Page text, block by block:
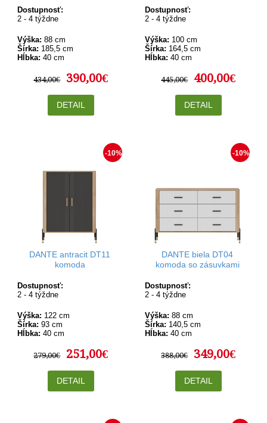
Dostupnosť:
2 - 4 týždne
Výška: 88 cm
Šírka: 185,5 cm
Hĺbka: 40 cm
434,00€ 390,00€
DETAIL
Dostupnosť:
2 - 4 týždne
Výška: 100 cm
Šírka: 164,5 cm
Hĺbka: 40 cm
445,00€ 400,00€
DETAIL
-10%
DANTE antracit DT11
komoda
Dostupnosť:
2 - 4 týždne
Výška: 122 cm
Šírka: 93 cm
Hĺbka: 40 cm
279,00€ 251,00€
DETAIL
-10%
DANTE biela DT04
komoda so zásuvkami
Dostupnosť:
2 - 4 týždne
Výška: 88 cm
Šírka: 140,5 cm
Hĺbka: 40 cm
388,00€ 349,00€
DETAIL